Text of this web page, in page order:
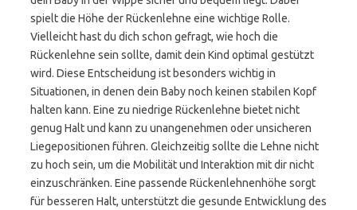
spielt die Höhe der Rückenlehne eine wichtige Rolle.
Vielleicht hast du dich schon gefragt, wie hoch die
Rückenlehne sein sollte, damit dein Kind optimal gestützt
wird. Diese Entscheidung ist besonders wichtig in
Situationen, in denen dein Baby noch keinen stabilen Kopf
halten kann. Eine zu niedrige Rückenlehne bietet nicht
genug Halt und kann zu unangenehmen oder unsicheren
Liegepositionen führen. Gleichzeitig sollte die Lehne nicht
zu hoch sein, um die Mobilität und Interaktion mit dir nicht
einzuschränken. Eine passende Rückenlehnenhöhe sorgt
für besseren Halt, unterstützt die gesunde Entwicklung des